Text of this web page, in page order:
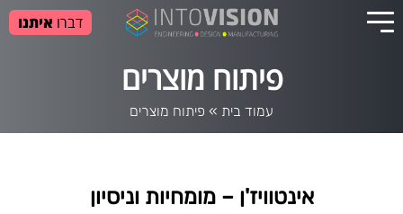
דברו איתנו
פיתוח מוצרים
עמוד בית » פיתוח מוצרים
אינטוויז'ן – מומחיות וניסיון